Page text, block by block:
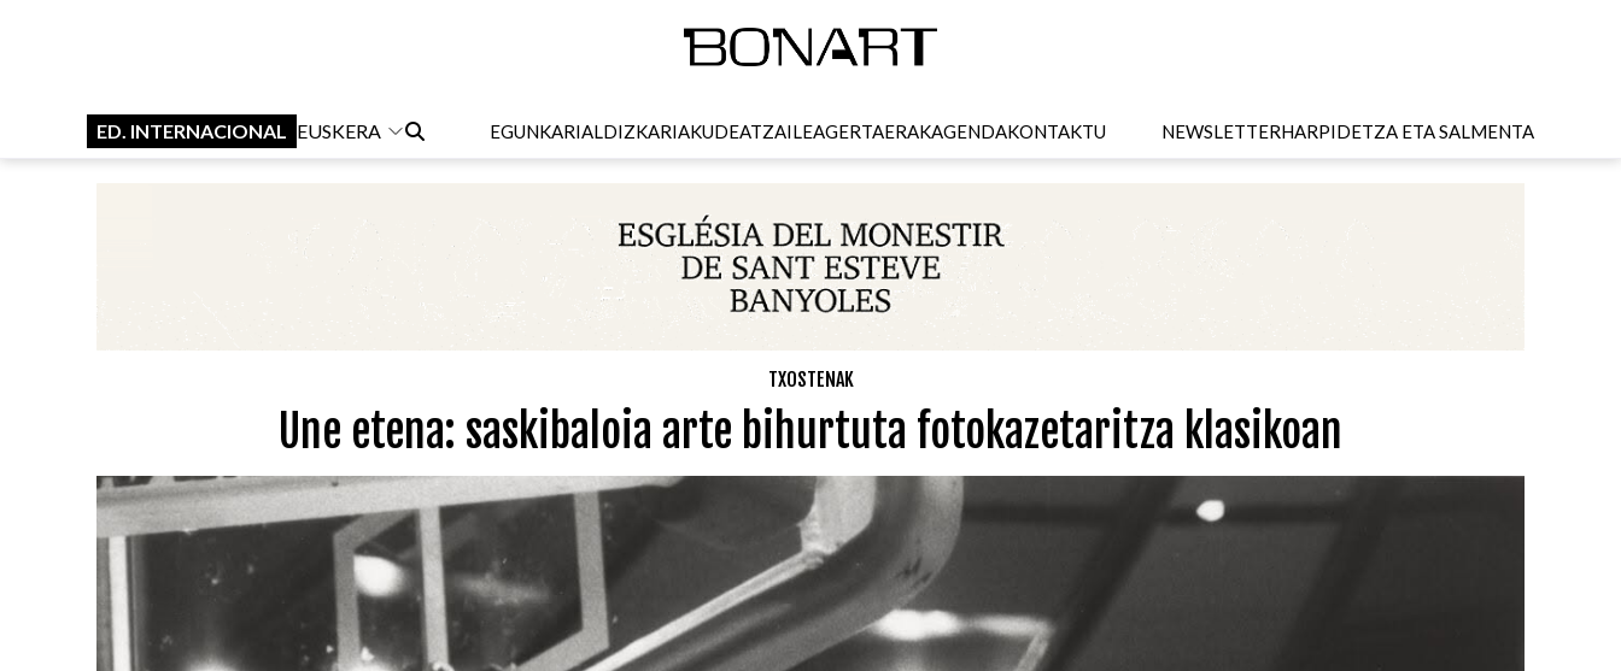
ED. INTERNACIONAL EUSKERA EGUNKARIALDIZKARIAKUDEATZAILEAGERTAERAKAGENDAKONTAKTU NEWSLETTERHARPIDETZA ETA SALMENTA
TXOSTENAK
Une etena: saskibaloia arte bihurtuta fotokazetaritza klasikoan